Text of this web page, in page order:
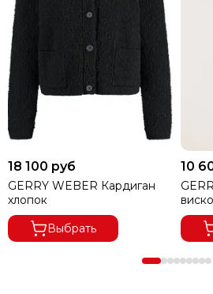
18 100 руб
GERRY WEBER Кардиган
хлопок
Выбрать
10